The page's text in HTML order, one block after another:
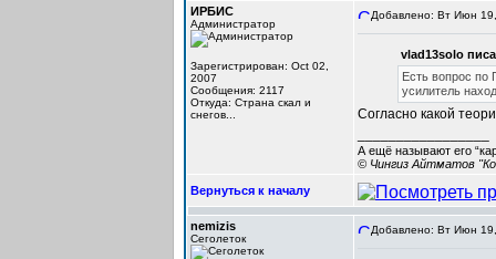
ИРБИС
Администратор
Зарегистрирован: Oct 02,
2007
Сообщения: 2117
Откуда: Cтрана скал и
снегов...
Добавлено: Вт Июн
vlad13solo
Есть вопрос по
усилитель
Согласно какой
А ещё называют его
© Чингиз Айтматов
Вернуться к началу
nemizis
Сеголеток
Добавлено: Вт Июн